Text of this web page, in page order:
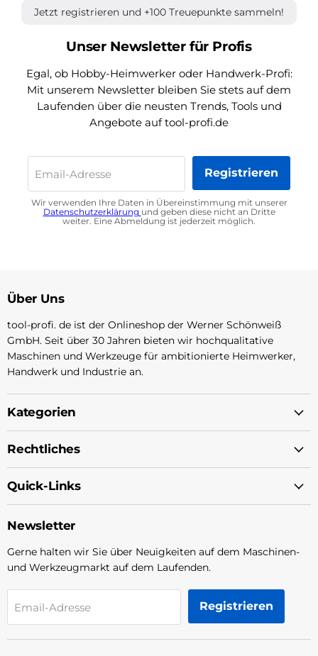
Jetzt registrieren und +100 Treuepunkte sammeln!
Unser Newsletter für Profis
Egal, ob Hobby-Heimwerker oder Handwerk-Profi:
Mit unserem Newsletter bleiben Sie stets auf dem
Laufenden über die neusten Trends, Tools und
Angebote auf tool-profi.de
Email-Adresse Registrieren
Wir verwenden Ihre Daten in Übereinstimmung mit unserer
Datenschutzerklärung und geben diese nicht an Dritte
weiter. Eine Abmeldung ist jederzeit möglich.
Über Uns
tool-profi. de ist der Onlineshop der Werner Schönweiß
GmbH. Seit über 30 Jahren bieten wir hochqualitative
Maschinen und Werkzeuge für ambitionierte Heimwerker,
Handwerk und Industrie an.
Kategorien
Rechtliches
Quick-Links
Newsletter
Gerne halten wir Sie über Neuigkeiten auf dem Maschinen-
und Werkzeugmarkt auf dem Laufenden.
Email-Adresse Registrieren